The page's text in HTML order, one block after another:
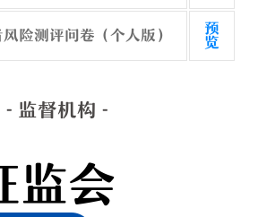
险测评问卷（个人版）
预
览
- 监督机构 -
监会